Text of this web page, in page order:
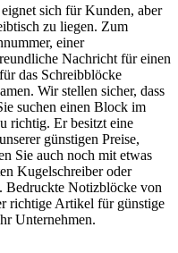
sich für Kunden, aber
zu liegen. Zum
einer
Nachricht für einen
das Schreibblöcke
Wir stellen sicher, dass
suchen einen Block im
richtig. Er besitzt eine
günstigen Preise,
Sie auch noch mit etwas
Kugelschreiber oder
Bedruckte Notizblöcke von
richtige Artikel für günstige
Unternehmen.